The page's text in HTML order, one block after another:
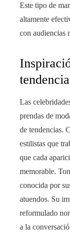
Este tipo de
altamente
con audiencias
Las
prendas de
de tendencias.
estilistas que
que cada
memorable.
conocida por
atuendos. Su
reformulado
a la